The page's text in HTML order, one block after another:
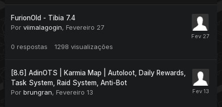
FurionOld - Tibia 7.4
Por viimalagogin, Fevereiro 27
0 respostas 1298 visualizações
[8.6] AdinOTS | Karmia Map | Autoloot, Daily Rewards,
Task System, Raid System, Anti-Bot
Por brungran, Fevereiro 13